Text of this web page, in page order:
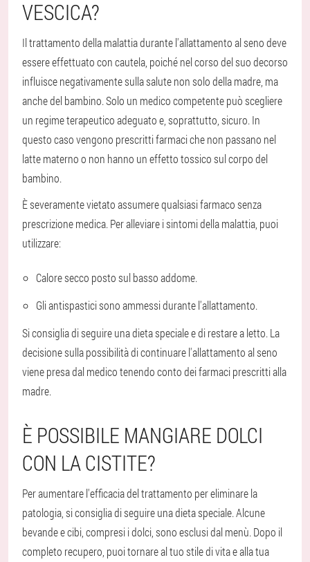
VESCICA?
Il trattamento della malattia durante l'allattamento al seno deve
essere effettuato con cautela, poiché nel corso del suo decorso
influisce negativamente sulla salute non solo della madre, ma
anche del bambino. Solo un medico competente può scegliere
un regime terapeutico adeguato e, soprattutto, sicuro. In
questo caso vengono prescritti farmaci che non passano nel
latte materno o non hanno un effetto tossico sul corpo del
bambino.
È severamente vietato assumere qualsiasi farmaco senza
prescrizione medica. Per alleviare i sintomi della malattia, puoi
utilizzare:
Calore secco posto sul basso addome.
Gli antispastici sono ammessi durante l'allattamento.
Si consiglia di seguire una dieta speciale e di restare a letto. La
decisione sulla possibilità di continuare l'allattamento al seno
viene presa dal medico tenendo conto dei farmaci prescritti alla
madre.
È POSSIBILE MANGIARE DOLCI
CON LA CISTITE?
Per aumentare l'efficacia del trattamento per eliminare la
patologia, si consiglia di seguire una dieta speciale. Alcune
bevande e cibi, compresi i dolci, sono esclusi dal menù. Dopo il
completo recupero, puoi tornare al tuo stile di vita e alla tua